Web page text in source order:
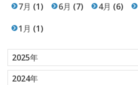
7月 (1) 6月 (7) 4月 (6)
1月 (1)
2025年
2024年